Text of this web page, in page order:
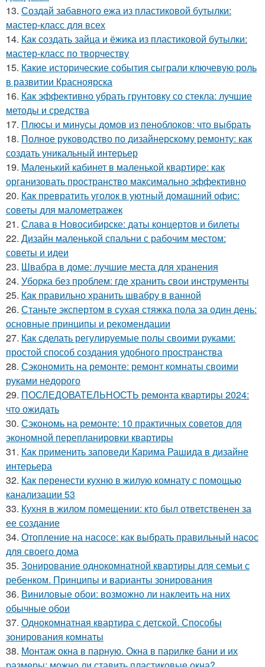
13. Создай забавного ежа из пластиковой бутылки:
мастер-класс для всех
14. Как создать зайца и ёжика из пластиковой бутылки:
мастер-класс по творчеству
15. Какие исторические события сыграли ключевую роль
в развитии Красноярска
16. Как эффективно убрать грунтовку со стекла: лучшие
методы и средства
17. Плюсы и минусы домов из пеноблоков: что выбрать
18. Полное руководство по дизайнерскому ремонту: как
создать уникальный интерьер
19. Маленький кабинет в маленькой квартире: как
организовать пространство максимально эффективно
20. Как превратить уголок в уютный домашний офис:
советы для малометражек
21. Слава в Новосибирске: даты концертов и билеты
22. Дизайн маленькой спальни с рабочим местом:
советы и идеи
23. Швабра в доме: лучшие места для хранения
24. Уборка без проблем: где хранить свои инструменты
25. Как правильно хранить швабру в ванной
26. Станьте экспертом в сухая стяжка пола за один день:
основные принципы и рекомендации
27. Как сделать регулируемые полы своими руками:
простой способ создания удобного пространства
28. Сэкономить на ремонте: ремонт комнаты своими
руками недорого
29. ПОСЛЕДОВАТЕЛЬНОСТЬ ремонта квартиры 2024:
что ожидать
30. Сэкономь на ремонте: 10 практичных советов для
экономной перепланировки квартиры
31. Как применить заповеди Карима Рашида в дизайне
интерьера
32. Как перенести кухню в жилую комнату с помощью
канализации 53
33. Кухня в жилом помещении: кто был ответственен за
ее создание
34. Отопление на насосе: как выбрать правильный насос
для своего дома
35. Зонирование однокомнатной квартиры для семьи с
ребенком. Принципы и варианты зонирования
36. Виниловые обои: возможно ли наклеить на них
обычные обои
37. Однокомнатная квартира с детской. Способы
зонирования комнаты
38. Монтаж окна в парную. Окна в парилке бани и их